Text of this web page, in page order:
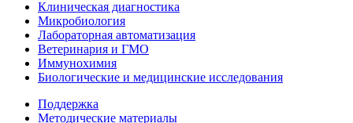
Клиническая диагностика
Микробиология
Лабораторная автоматизация
Ветеринария и ГМО
Иммунохимия
Биологические и медицинские исследования
Поддержка
Методические материалы